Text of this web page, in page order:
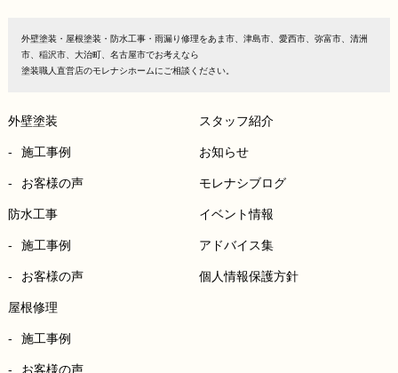
外壁塗装・屋根塗装・防水工事・雨漏り修理をあま市、津島市、愛西市、弥富市、清洲
市、稲沢市、大治町、名古屋市でお考えなら
塗装職人直営店のモレナシホームにご相談ください。
外壁塗装
施工事例
お客様の声
防水工事
施工事例
お客様の声
屋根修理
施工事例
お客様の声
スタッフ紹介
お知らせ
モレナシブログ
イベント情報
アドバイス集
個人情報保護方針